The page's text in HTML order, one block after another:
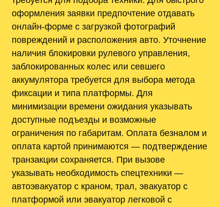
оформления заявки предпочтение отдавать
онлайн-форме с загрузкой фотографий
повреждений и расположения авто. Уточнение
наличия блокировки рулевого управления,
заблокированных колес или севшего
аккумулятора требуется для выбора метода
фиксации и типа платформы. Для
минимизации времени ожидания указывать
доступные подъезды и возможные
ограничения по габаритам. Оплата безналом и
оплата картой принимаются — подтверждение
транзакции сохраняется. При вызове
указывать необходимость спецтехники —
автоэвакуатор с краном, трал, эвакуатор с
платформой или эвакуатор легковой с